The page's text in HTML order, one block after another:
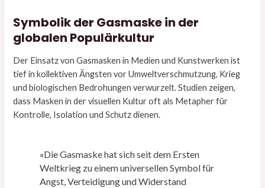
Symbolik der Gasmaske in der
globalen Populärkultur
Der Einsatz von Gasmasken in Medien und Kunstwerken ist
tief in kollektiven Ängsten vor Umweltverschmutzung, Krieg
und biologischen Bedrohungen verwurzelt. Studien zeigen,
dass Masken in der visuellen Kultur oft als Metapher für
Kontrolle, Isolation und Schutz dienen.
«Die Gasmaske hat sich seit dem Ersten
Weltkrieg zu einem universellen Symbol für
Angst, Verteidigung und Widerstand